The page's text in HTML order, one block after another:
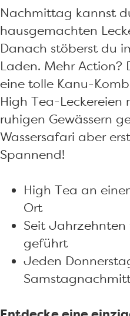
s
t
Nachmittag kannst
hausgemachten
Danach stöberst du
Laden. Mehr Action?
eine tolle Kanu-
High Tea-Leckereien
ruhigen Gewässern
Wassersafari aber
Spannend!
High Tea an
Ort
Seit
geführt
Jeden